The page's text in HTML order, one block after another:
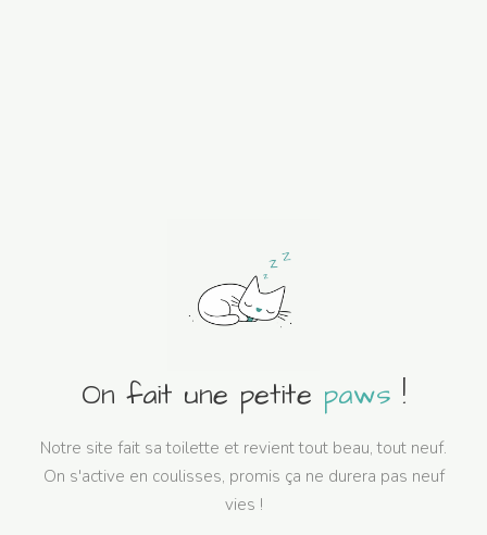
On fait une petite paws !
Notre site fait sa toilette et revient tout beau, tout neuf.
On s'active en coulisses, promis ça ne durera pas neuf
vies !